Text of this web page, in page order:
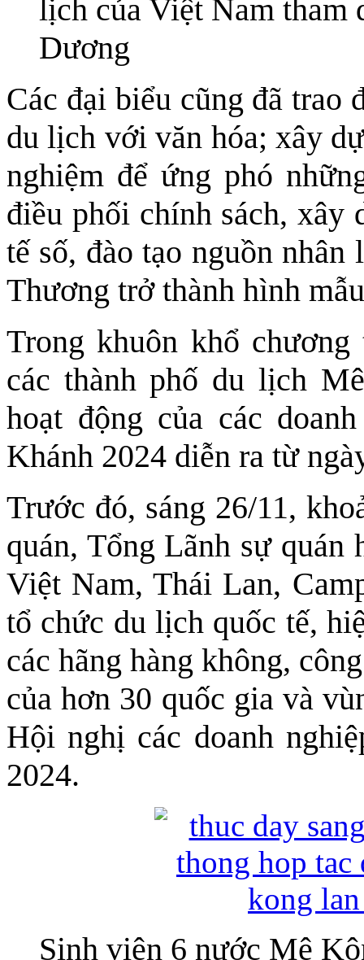
lịch của Việt Nam
Dương
Các đại biểu cũng đã trao
du lịch với văn hóa; xây
nghiệm để ứng phó
điều phối chính sách, xây
tế số, đào tạo nguồn
Thương trở thành hình
Trong khuôn khổ
các thành phố du lịch
hoạt động của các
Khánh 2024 diễn ra từ
Trước đó, sáng 26/11,
quán, Tổng Lãnh sự
Việt Nam, Thái Lan,
tổ chức du lịch quốc tế,
các hãng hàng không,
của hơn 30 quốc gia và
Hội nghị các doanh
2024.
Sinh viên 6 nước Mê